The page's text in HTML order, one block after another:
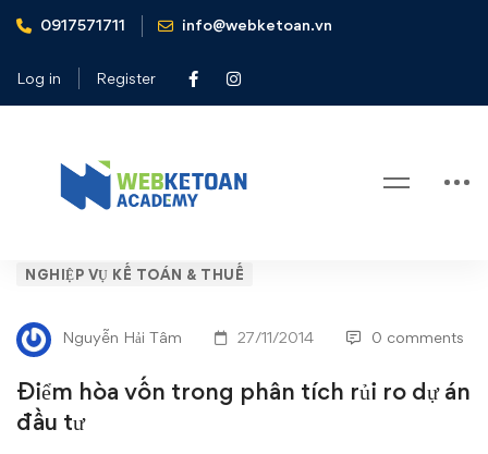
0917571711 info@webketoan.vn
Log in Register
Home
Nghiệp vụ Kế toán & Thuế
Điểm
hòa
vốn
trong
NGHIỆP VỤ KẾ TOÁN & THUẾ
Nguyễn Hải Tâm 27/11/2014 0 comments
Điểm hòa vốn trong phân tích rủi ro dự án
đầu tư